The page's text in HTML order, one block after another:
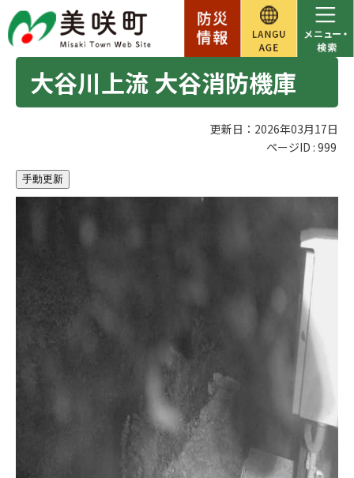
大谷川上流 大谷消防機庫
更新日：2026年03月17日
ページID : 999